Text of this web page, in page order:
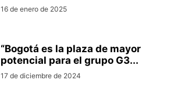
16 de enero de 2025
“Bogotá es la plaza de mayor
potencial para el grupo G3...
17 de diciembre de 2024